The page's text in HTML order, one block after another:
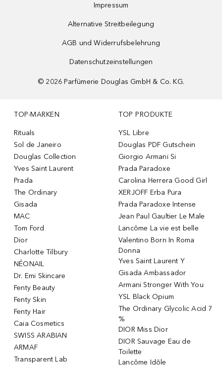
Impressum
Alternative Streitbeilegung
AGB und Widerrufsbelehrung
Datenschutzeinstellungen
© 2026 Parfümerie Douglas GmbH & Co. KG.
TOP-MARKEN
Rituals
Sol de Janeiro
Douglas Collection
Yves Saint Laurent
Prada
The Ordinary
Gisada
MAC
Tom Ford
Dior
Charlotte Tilbury
NÉONAIL
Dr. Emi Skincare
Fenty Beauty
Fenty Skin
Fenty Hair
Caia Cosmetics
SWISS ARABIAN
ARMAF
Transparent Lab
TOP PRODUKTE
YSL Libre
Douglas PDF Gutschein
Giorgio Armani Si
Prada Paradoxe
Carolina Herrera Good Girl
XERJOFF Erba Pura
Prada Paradoxe Intense
Jean Paul Gaultier Le Male
Lancôme La vie est belle
Valentino Born In Roma
Donna
Yves Saint Laurent Y
Gisada Ambassador
Armani Stronger With You
YSL Black Opium
The Ordinary Glycolic Acid 7
%
DIOR Miss Dior
DIOR Sauvage Eau de
Toilette
Lancôme Idôle